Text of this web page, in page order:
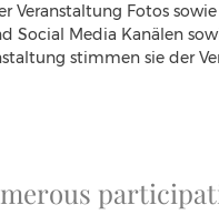
Veranstaltung Fotos
Social Media Kanälen
stimmen sie der